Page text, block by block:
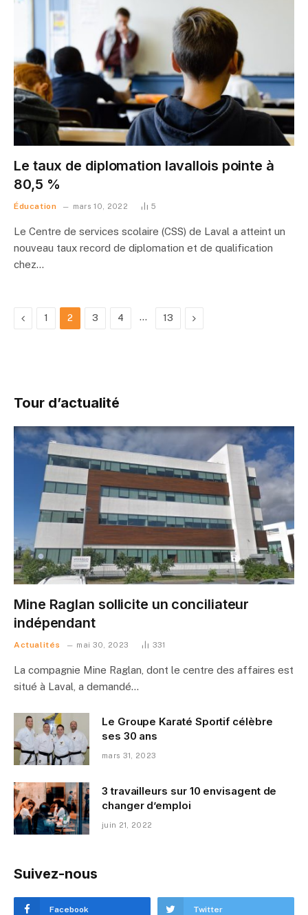
Le taux de diplomation lavallois pointe à
80,5 %
Éducation mars 10, 2022 5
Le Centre de services scolaire (CSS) de Laval a atteint un
nouveau taux record de diplomation et de qualification
chez…
Précédent
1 2 3 4 … 13 Suivant
Tour d’actualité
Mine Raglan sollicite un conciliateur
indépendant
Actualités mai 30, 2023 331
La compagnie Mine Raglan, dont le centre des affaires est
situé à Laval, a demandé…
Le Groupe Karaté Sportif célèbre
ses 30 ans
mars 31, 2023
3 travailleurs sur 10 envisagent de
changer d’emploi
juin 21, 2022
Suivez-nous
Facebook Twitter